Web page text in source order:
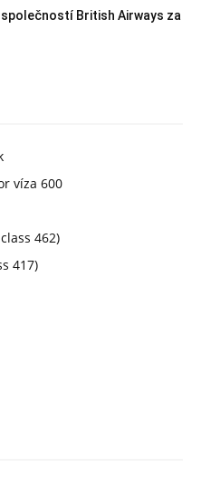
společností British Airways za
víza 600
462)
417)